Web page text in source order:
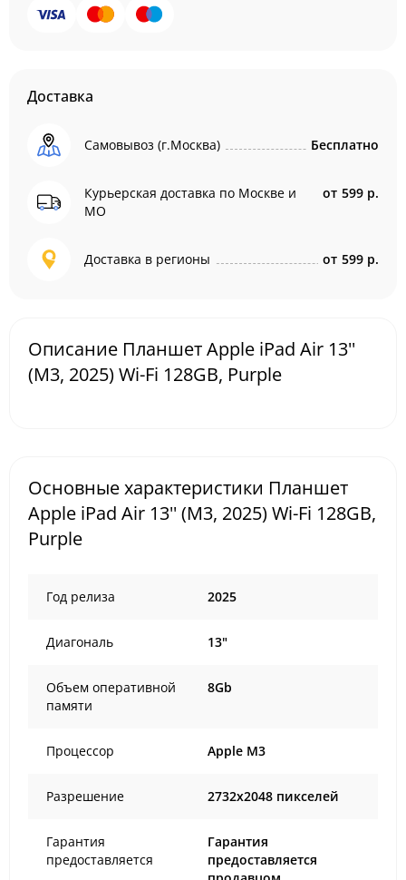
Доставка
Самовывоз (г.Москва) Бесплатно
Курьерская доставка по Москве и
МО
от 599 р.
Доставка в регионы от 599 р.
Описание Планшет Apple iPad Air 13''
(M3, 2025) Wi-Fi 128GB, Purple
Основные характеристики Планшет
Apple iPad Air 13'' (M3, 2025) Wi-Fi 128GB,
Purple
Год релиза 2025
Диагональ 13"
Объем оперативной
памяти
8Gb
Процессор Apple M3
Разрешение 2732x2048 пикселей
Гарантия
предоставляется
Гарантия
предоставляется